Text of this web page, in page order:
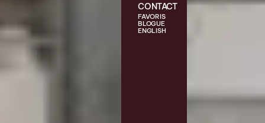
CONTACT
FAVORIS
BLOGUE
ENGLISH